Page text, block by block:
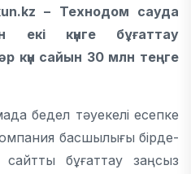
– Технодом сауда
екі күнге бұғаттау
күн сайын 30 млн теңге
бедел тәуекелі есепке
басшылығы бірде-
бұғаттау заңсыз